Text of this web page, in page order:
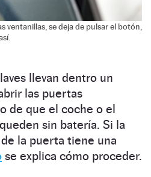
ventanillas, se deja de pulsar el botón,
llevan dentro un
las puertas
de que el coche o el
sin batería. Si la
la puerta tiene una
se explica cómo proceder.